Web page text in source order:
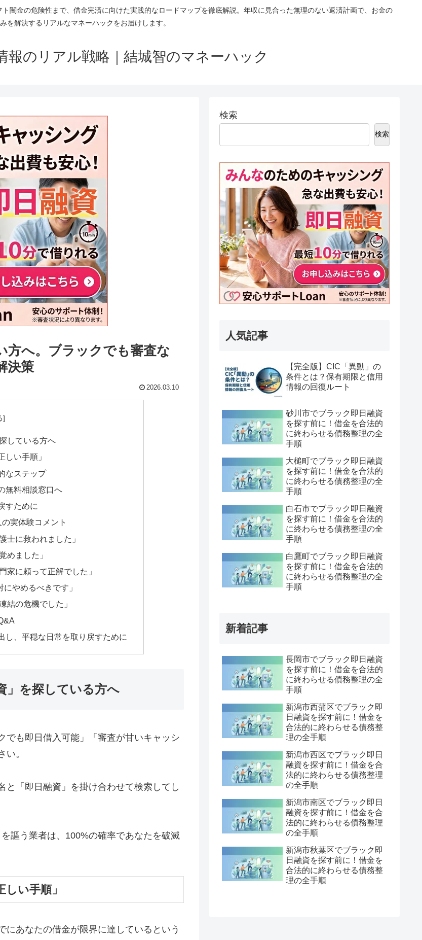
闇金の危険性まで、借金完済に向けた実践的なロードマップを徹底解説。年収に見合った無理のない返済計画で、お金の
を解決するリアルなマネーハックをお届けします。
報のリアル戦略｜結城智のマネーハック
方へ。ブラックでも審査な
決策
2026.03.10
している方へ
い手順」
なステップ
無料相談窓口へ
すために
実体験コメント
に救われました」
めました」
に頼って正解でした」
やめるべきです」
結の危機でした」
し、平穏な日常を取り戻すために
」を探している方へ
でも即日借入可能」「審査が甘いキャッシ
い。
と「即日融資」を掛け合わせて検索してし
謳う業者は、100%の確率であなたを破滅
い手順」
あなたの借金が限界に達しているという
検索
検索
人気記事
【完全版】CIC「異動」の
条件とは？保有期限と信用
情報の回復ルート
砂川市でブラック即日融資
を探す前に！借金を合法的
に終わらせる債務整理の全
手順
大槌町でブラック即日融資
を探す前に！借金を合法的
に終わらせる債務整理の全
手順
白石市でブラック即日融資
を探す前に！借金を合法的
に終わらせる債務整理の全
手順
白鷹町でブラック即日融資
を探す前に！借金を合法的
に終わらせる債務整理の全
手順
新着記事
長岡市でブラック即日融資
を探す前に！借金を合法的
に終わらせる債務整理の全
手順
新潟市西蒲区でブラック即
日融資を探す前に！借金を
合法的に終わらせる債務整
理の全手順
新潟市西区でブラック即日
融資を探す前に！借金を合
法的に終わらせる債務整理
の全手順
新潟市南区でブラック即日
融資を探す前に！借金を合
法的に終わらせる債務整理
の全手順
新潟市秋葉区でブラック即
日融資を探す前に！借金を
合法的に終わらせる債務整
理の全手順